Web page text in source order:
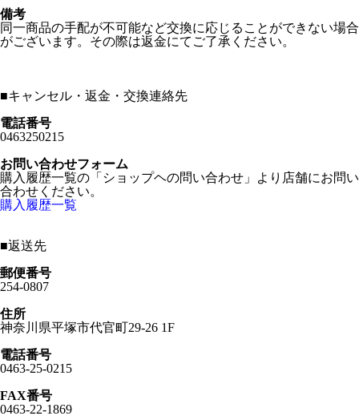
備考
同一商品の手配が不可能など交換に応じることができない場合
がございます。その際は返金にてご了承ください。
■キャンセル・返金・交換連絡先
電話番号
0463250215
お問い合わせフォーム
購入履歴一覧の「ショップヘの問い合わせ」より店舗にお問い
合わせください。
購入履歴一覧
■返送先
郵便番号
254-0807
住所
神奈川県平塚市代官町29-26 1F
電話番号
0463-25-0215
FAX番号
0463-22-1869